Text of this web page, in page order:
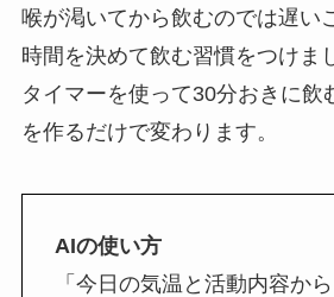
喉が渇いてから飲むのでは遅い
時間を決めて飲む習慣をつけま
タイマーを使って30分おきに飲
を作るだけで変わります。
AIの使い方
「今日の気温と活動内容か